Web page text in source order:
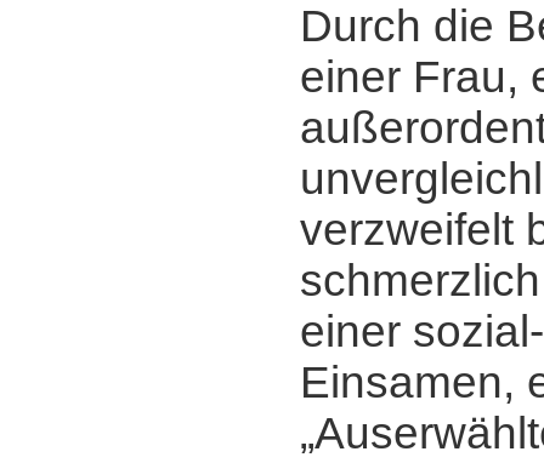
Durch die
einer Frau,
verzweifelt
einer
Einsamen,